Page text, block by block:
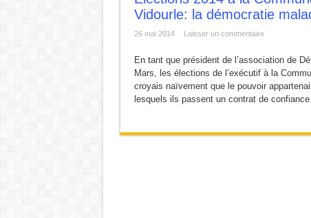
L ‘Expérience bloque, le Renouveau débloque !
URBANISME MODE AGUES-VIVES : Construire
ZAC de la Volte : Promesse de développement
Réunion du DCAV du 21 novembre 2025
Aigues-Vives : Gaspillage, abandon et mépris du
Vidourle: la démocratie
26 mai 2014 Laisser un commentaire
En tant que président de l’association de
Mars, les élections de l’exécutif à la
croyais naïvement que le pouvoir
lesquels ils passent un contrat de